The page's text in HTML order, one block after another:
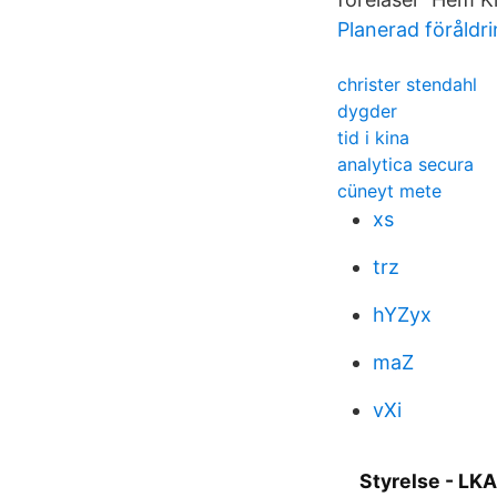
Planerad
christer stendahl
dygder
tid i kina
analytica secura
cüneyt mete
xs
trz
hYZyx
maZ
vXi
Styrelse -